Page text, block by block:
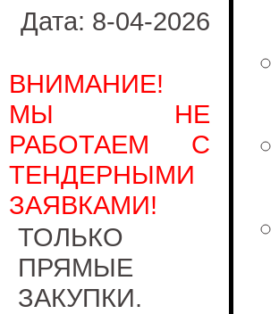
Дата: 8-04-2026
ВНИМАНИЕ!
МЫ НЕ
РАБОТАЕМ С
ТЕНДЕРНЫМИ
ЗАЯВКАМИ!
ТОЛЬКО
ПРЯМЫЕ
ЗАКУПКИ.